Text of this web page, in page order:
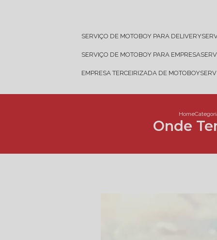
SERVIÇO DE MOTOBOY PARA DELIVERY
SERVIÇO DE MOTOBOY PARA EMPRESA
EMPRESA TERCEIRIZADA DE MOTOBOY
Home
Onde